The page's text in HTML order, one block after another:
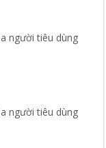
người tiêu dùng
người tiêu dùng